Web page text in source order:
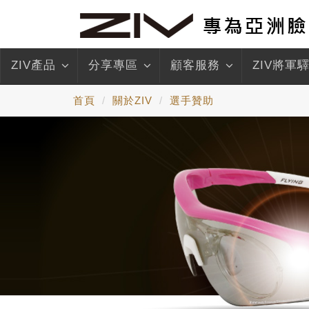
ZIV產品 分享專區 顧客服務 ZIV將軍
首頁 關於ZIV 選手贊助